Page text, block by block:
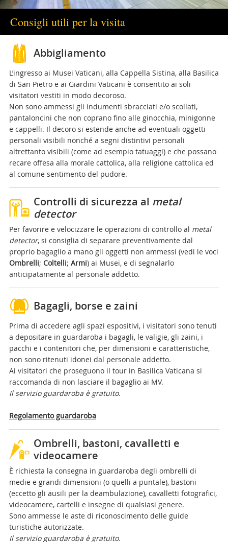
Consigli utili per la visita
Abbigliamento
L’ingresso ai Musei Vaticani, alla Cappella Sistina, alla Basilica
di San Pietro e ai Giardini Vaticani è consentito ai soli
visitatori vestiti in modo decoroso.
Non sono ammessi gli indumenti sbracciati e/o scollati,
pantaloncini che non coprano fino alle ginocchia, minigonne
e cappelli. Il decoro si estende anche ad eventuali oggetti
personali visibili nonché a segni distintivi personali
altrettanto visibili (come ad esempio tatuaggi) e che possano
recare offesa alla morale cattolica, alla religione cattolica ed
al comune sentimento del pudore.
Controlli di sicurezza al metal
detector
Per favorire e velocizzare le operazioni di controllo al metal
detector, si consiglia di separare preventivamente dal
proprio bagaglio a mano gli oggetti non ammessi (vedi le voci
Ombrelli; Coltelli; Armi) ai Musei, e di segnalarlo
anticipatamente al personale addetto.
Bagagli, borse e zaini
Prima di accedere agli spazi espositivi, i visitatori sono tenuti
a depositare in guardaroba i bagagli, le valigie, gli zaini, i
pacchi e i contenitori che, per dimensioni e caratteristiche,
non sono ritenuti idonei dal personale addetto.
Ai visitatori che proseguono il tour in Basilica Vaticana si
raccomanda di non lasciare il bagaglio ai MV.
Il servizio guardaroba è gratuito.
Regolamento guardaroba
Ombrelli, bastoni, cavalletti e
videocamere
È richiesta la consegna in guardaroba degli ombrelli di
medie e grandi dimensioni (o quelli a puntale), bastoni
(eccetto gli ausili per la deambulazione), cavalletti fotografici,
videocamere, cartelli e insegne di qualsiasi genere.
Sono ammesse le aste di riconoscimento delle guide
turistiche autorizzate.
Il servizio guardaroba è gratuito.